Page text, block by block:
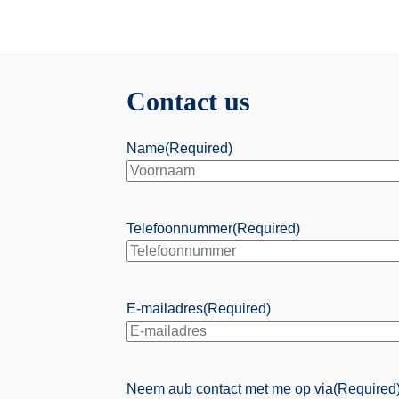
Contact us
Name(Required)
Telefoonnummer(Required)
E-mailadres(Required)
Neem aub contact met me op via